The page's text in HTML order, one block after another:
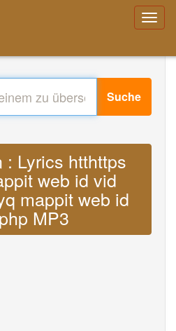
Suche
: Lyrics htthttps
web id vid
mappit web id
MP3